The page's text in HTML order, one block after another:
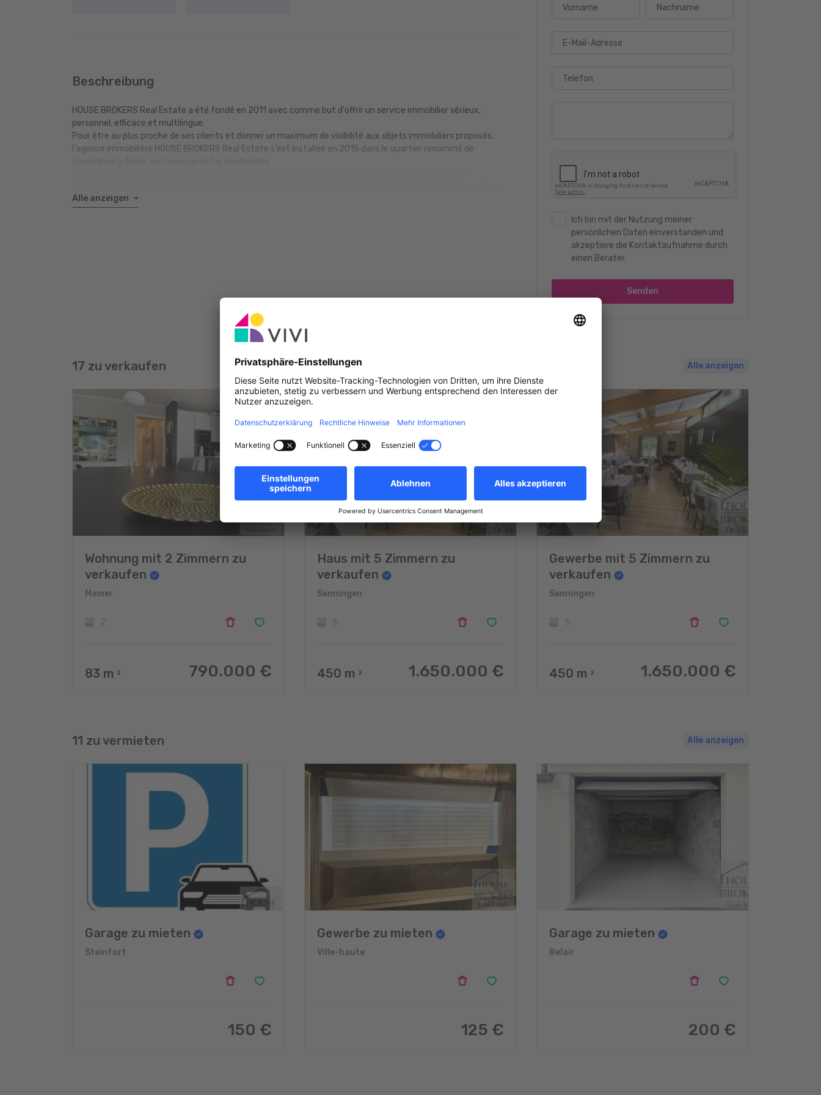
Vorname Nachname
E-Mail-Adresse
Telefon
Ich bin mit der Nutzung meiner
persönlichen Daten einverstanden und
akzeptiere die Kontaktaufnahme durch
einen Berater.
Senden
Beschreibung
HOUSE BROKERS Real Estate a été fondé en 2011 avec comme but d'offrir un service immobilier sérieux,
personnel, efficace et multilingue.
Pour être au plus proche de ses clients et donner un maximum de visibilité aux objets immobiliers proposés,
l'agence immobilière HOUSE BROKERS Real Estate s'est installée en 2015 dans le quartier renommé de
HOUSE BROKERS Real Estate complète son offre en proposant également des biens immobiliers de luxe à
Alle anzeigen
17 zu verkaufen Alle anzeigen
Wohnung mit 2 Zimmern zu
verkaufen
Mamer
83 m 2 790.000 €
Haus mit 5 Zimmern zu
verkaufen
Senningen
450 m 2 1.650.000 €
Gewerbe mit 5 Zimmern zu
verkaufen
Senningen
450 m 2 1.650.000 €
11 zu vermieten Alle anzeigen
Garage zu mieten
Steinfort
150 €
Gewerbe zu mieten
Ville-haute
125 €
Garage zu mieten
Belair
200 €